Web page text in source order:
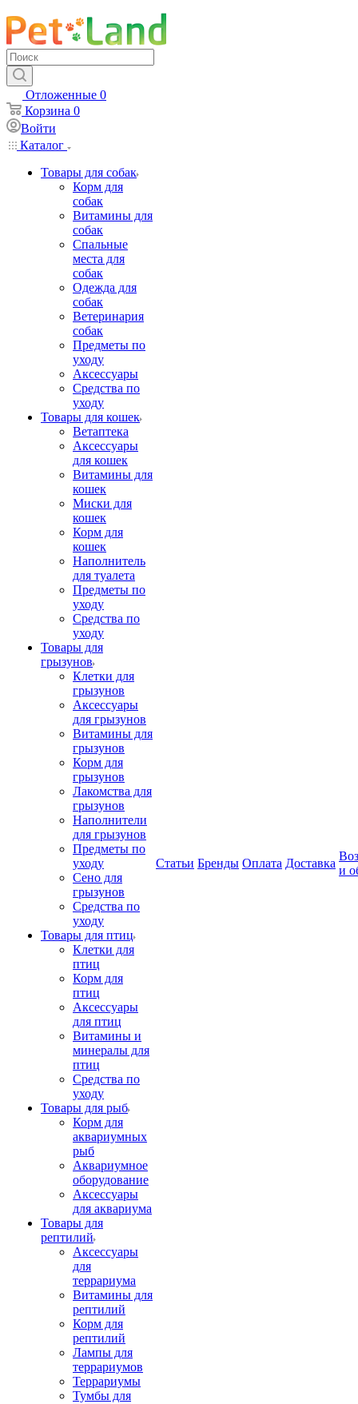
Отложенные 0
Корзина 0
Войти
Каталог
Товары для собак
Корм для
собак
Витамины для
собак
Спальные
места для
собак
Одежда для
собак
Ветеринария
собак
Предметы по
уходу
Аксессуары
Средства по
уходу
Товары для кошек
Ветаптека
Аксессуары
для кошек
Витамины для
кошек
Миски для
кошек
Корм для
кошек
Наполнитель
для туалета
Предметы по
уходу
Средства по
уходу
Товары для
грызунов
Клетки для
грызунов
Аксессуары
для грызунов
Витамины для
грызунов
Корм для
грызунов
Лакомства для
грызунов
Наполнители
для грызунов
Предметы по
уходу
Сено для
грызунов
Средства по
уходу
Товары для птиц
Клетки для
птиц
Корм для
птиц
Аксессуары
для птиц
Витамины и
минералы для
птиц
Средства по
уходу
Товары для рыб
Корм для
аквариумных
рыб
Аквариумное
оборудование
Аксессуары
для аквариума
Товары для
рептилий
Аксессуары
для
террариума
Витамины для
рептилий
Корм для
рептилий
Лампы для
террариумов
Террариумы
Тумбы для
Статьи Бренды Оплата Доставка
и